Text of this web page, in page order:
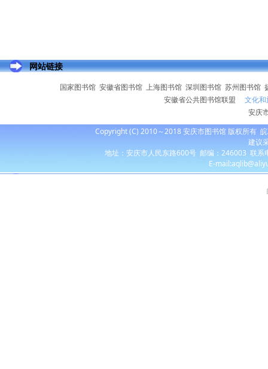
网站链接
国家图书馆 安徽省图书馆 上海图书馆 深圳图书馆 苏州图书馆
安徽省公共图书馆联盟
文化
安庆
Copyright (C) 2010～2018 安庆市图书馆 版权所有
建议
地址：安庆市人民东路600号 邮编：246003 联
E-